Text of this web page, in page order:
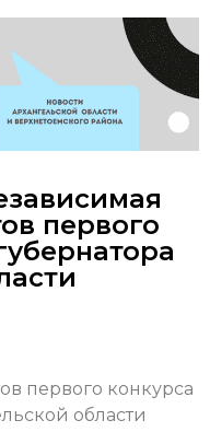
первого
первого конкурса
области